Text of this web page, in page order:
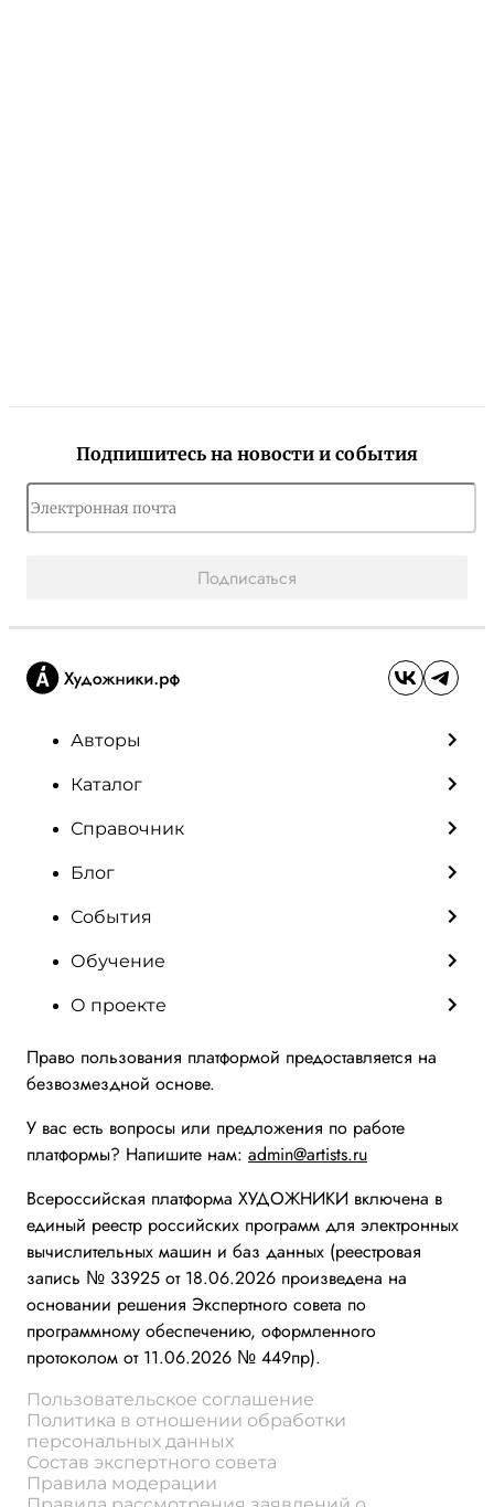
Подпишитесь на новости и события
Подписаться
Авторы
Каталог
Справочник
Блог
События
Обучение
О проекте
Право пользования платформой предоставляется на
безвозмездной основе.
У вас есть вопросы или предложения по работе
платформы? Напишите нам: admin@artists.ru
Всероссийская платформа ХУДОЖНИКИ включена в
единый реестр российских программ для электронных
вычислительных машин и баз данных (реестровая
запись № 33925 от 18.06.2026 произведена на
основании решения Экспертного совета по
программному обеспечению, оформленного
протоколом от 11.06.2026 № 449пр).
Пользовательское соглашение
Политика в отношении обработки
персональных данных
Состав экспертного совета
Правила модерации